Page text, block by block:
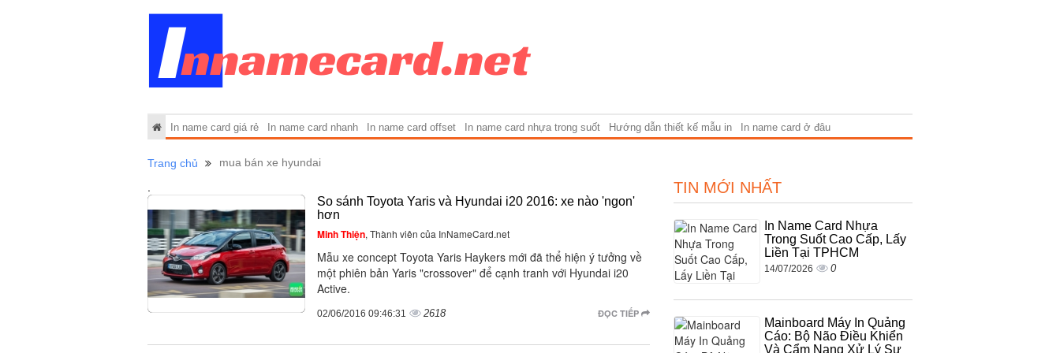
In name card giá rẻ In name card nhanh In name card offset In name card nhựa trong suốt Hướng dẫn thiết kế mẫu in In name card ở đâu
Trang chủ mua bán xe hyundai
.
So sánh Toyota Yaris và Hyundai i20 2016: xe nào 'ngon'
hơn
Minh Thiện, Thành viên của InNameCard.net
Mẫu xe concept Toyota Yaris Haykers mới đã thể hiện ý tưởng về
một phiên bản Yaris "crossover" để cạnh tranh với Hyundai i20
Active.
ĐỌC TIẾP
02/06/2016 09:46:31 2618
TIN MỚI NHẤT
In Name Card Nhựa
Trong Suốt Cao Cấp, Lấy
Liền Tại TPHCM
14/07/2026 0
Mainboard Máy In Quảng
Cáo: Bộ Não Điều Khiển
Và Cẩm Nang Xử Lý Sự